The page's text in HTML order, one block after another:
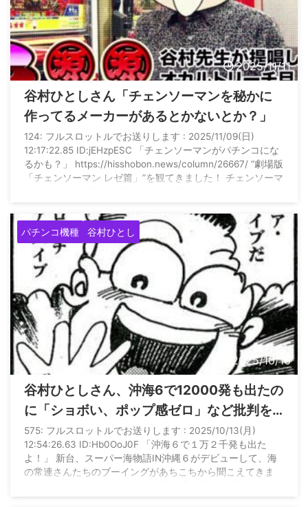
2025/11/11
谷村ひとしさん「チェンソーマンを秘かに
作ってるメーカーがあるとかないとか？」
124: フルスロットルでお送りします : 2025/11/09(日)
12:17:22.85 ID:jEHzpESC 「チェンソーマンがパチンコにな
るかも？」 https://hisshobon.news/column/26667/ “劇場版
「チェンソーマン レゼ篇」”を観てきました！ チェンソーマ
す。まさか少年ジャンプの連載マンガとは知らず、しかも１
時間足らずのショートアニメで映画館が涙に ...
パチンコ機種 谷村ひとし
2025/10/16
谷村ひとしさん、沖海6で12000発も出たの
に「ショボい、ポップ感ゼロ」など批判を
連発してしまうwww
575: フルスロットルでお送りします : 2025/10/13(月)
12:54:26.63 ID:Hb0OoJ0F 「沖海６で１万２千発も出た
よ！」 新台、スーパー海物語IN沖縄６がデビューして、海
の常連さんたちのブーイングがあちこちから聞こえてきま